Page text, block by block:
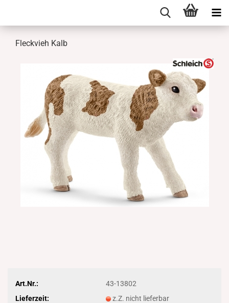
Fleckvieh Kalb
Art.Nr.:
43-13802
Lieferzeit:
z.Z. nicht lieferbar